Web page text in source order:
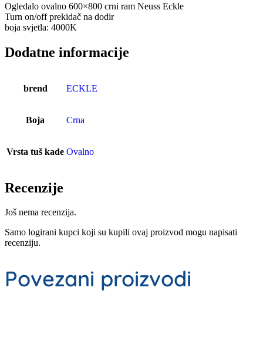
Ogledalo ovalno 600×800 crni ram Neuss Eckle
Turn on/off prekidač na dodir
boja svjetla: 4000K
Dodatne informacije
brend ECKLE
Boja Crna
Vrsta tuš kade Ovalno
Recenzije
Još nema recenzija.
Samo logirani kupci koji su kupili ovaj proizvod mogu napisati
recenziju.
Povezani proizvodi